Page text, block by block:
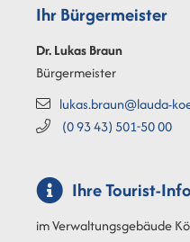
Ihr Bürgermeister
Dr. LukasBraun
Bürgermeister
lukas.braun@lauda-
(09343) 501-5000
Ihre Tourist-Info
im Verwaltungsgebäude